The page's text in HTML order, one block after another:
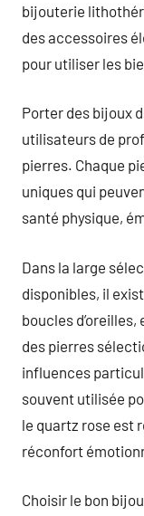
bijouterie
des accessoires
pour utiliser les
Porter des bijoux
utilisateurs de
pierres. Chaque
uniques qui
santé physique,
Dans la large
disponibles, il
boucles
des pierres
influences
souvent utilisée
le quartz rose est
réconfort
Choisir le bon